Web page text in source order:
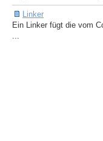
Linker
Ein Linker fügt die vom
...